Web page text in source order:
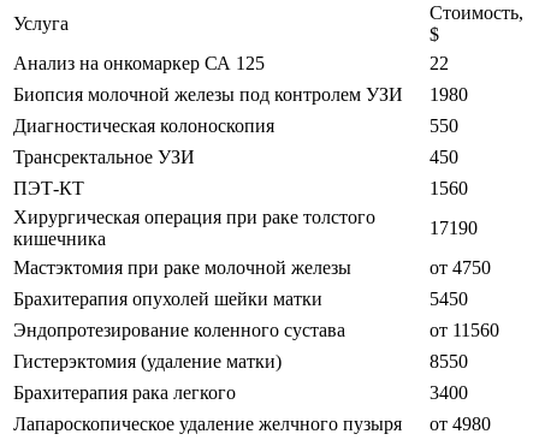
Услуга
Стоимость,
$
Анализ на онкомаркер СА 125
22
Биопсия молочной железы под контролем УЗИ
1980
Диагностическая колоноскопия
550
Трансректальное УЗИ
450
ПЭТ-КТ
1560
Хирургическая операция при раке толстого
кишечника
17190
Мастэктомия при раке молочной железы
от 4750
Брахитерапия опухолей шейки матки
5450
Эндопротезирование коленного сустава
от 11560
Гистерэктомия (удаление матки)
8550
Брахитерапия рака легкого
3400
Лапароскопическое удаление желчного пузыря
от 4980